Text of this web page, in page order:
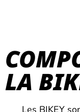
LA
Les BIKEY